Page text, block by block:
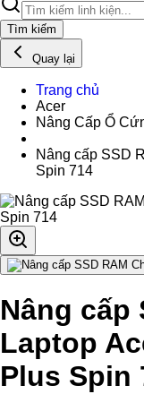
Tìm kiếm
Quay lại
Trang chủ
Acer
Nâng Cấp Ổ
Nâng cấp SSD
Spin 714
Nâng cấp
Laptop
Plus Spin